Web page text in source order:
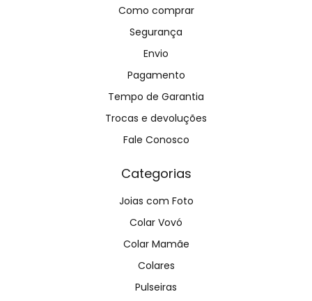
Como comprar
Segurança
Envio
Pagamento
Tempo de Garantia
Trocas e devoluções
Fale Conosco
Categorias
Joias com Foto
Colar Vovó
Colar Mamãe
Colares
Pulseiras